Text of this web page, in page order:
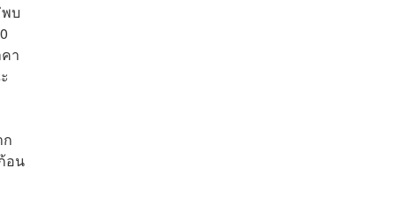
บ
า
อน